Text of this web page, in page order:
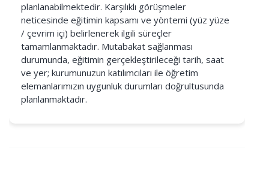
planlanabilmektedir. Karşılıklı görüşmeler
neticesinde eğitimin kapsamı ve yöntemi (yüz yüze
/ çevrim içi) belirlenerek ilgili süreçler
tamamlanmaktadır. Mutabakat sağlanması
durumunda, eğitimin gerçekleştirileceği tarih, saat
ve yer; kurumunuzun katılımcıları ile öğretim
elemanlarımızın uygunluk durumları doğrultusunda
planlanmaktadır.